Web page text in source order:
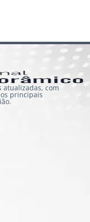
atualizadas, com
principais